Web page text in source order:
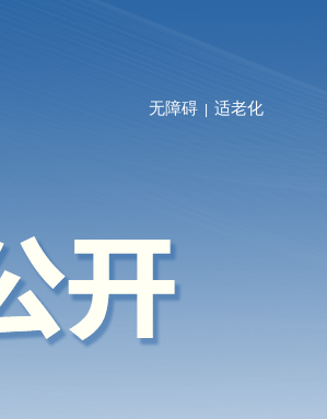
无障碍 |适老化